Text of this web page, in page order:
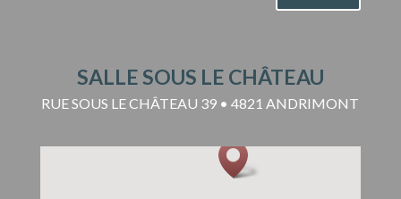
SALLE SOUS LE CHÂTEAU
RUE SOUS LE CHÂTEAU 39 • 4821 ANDRIMONT